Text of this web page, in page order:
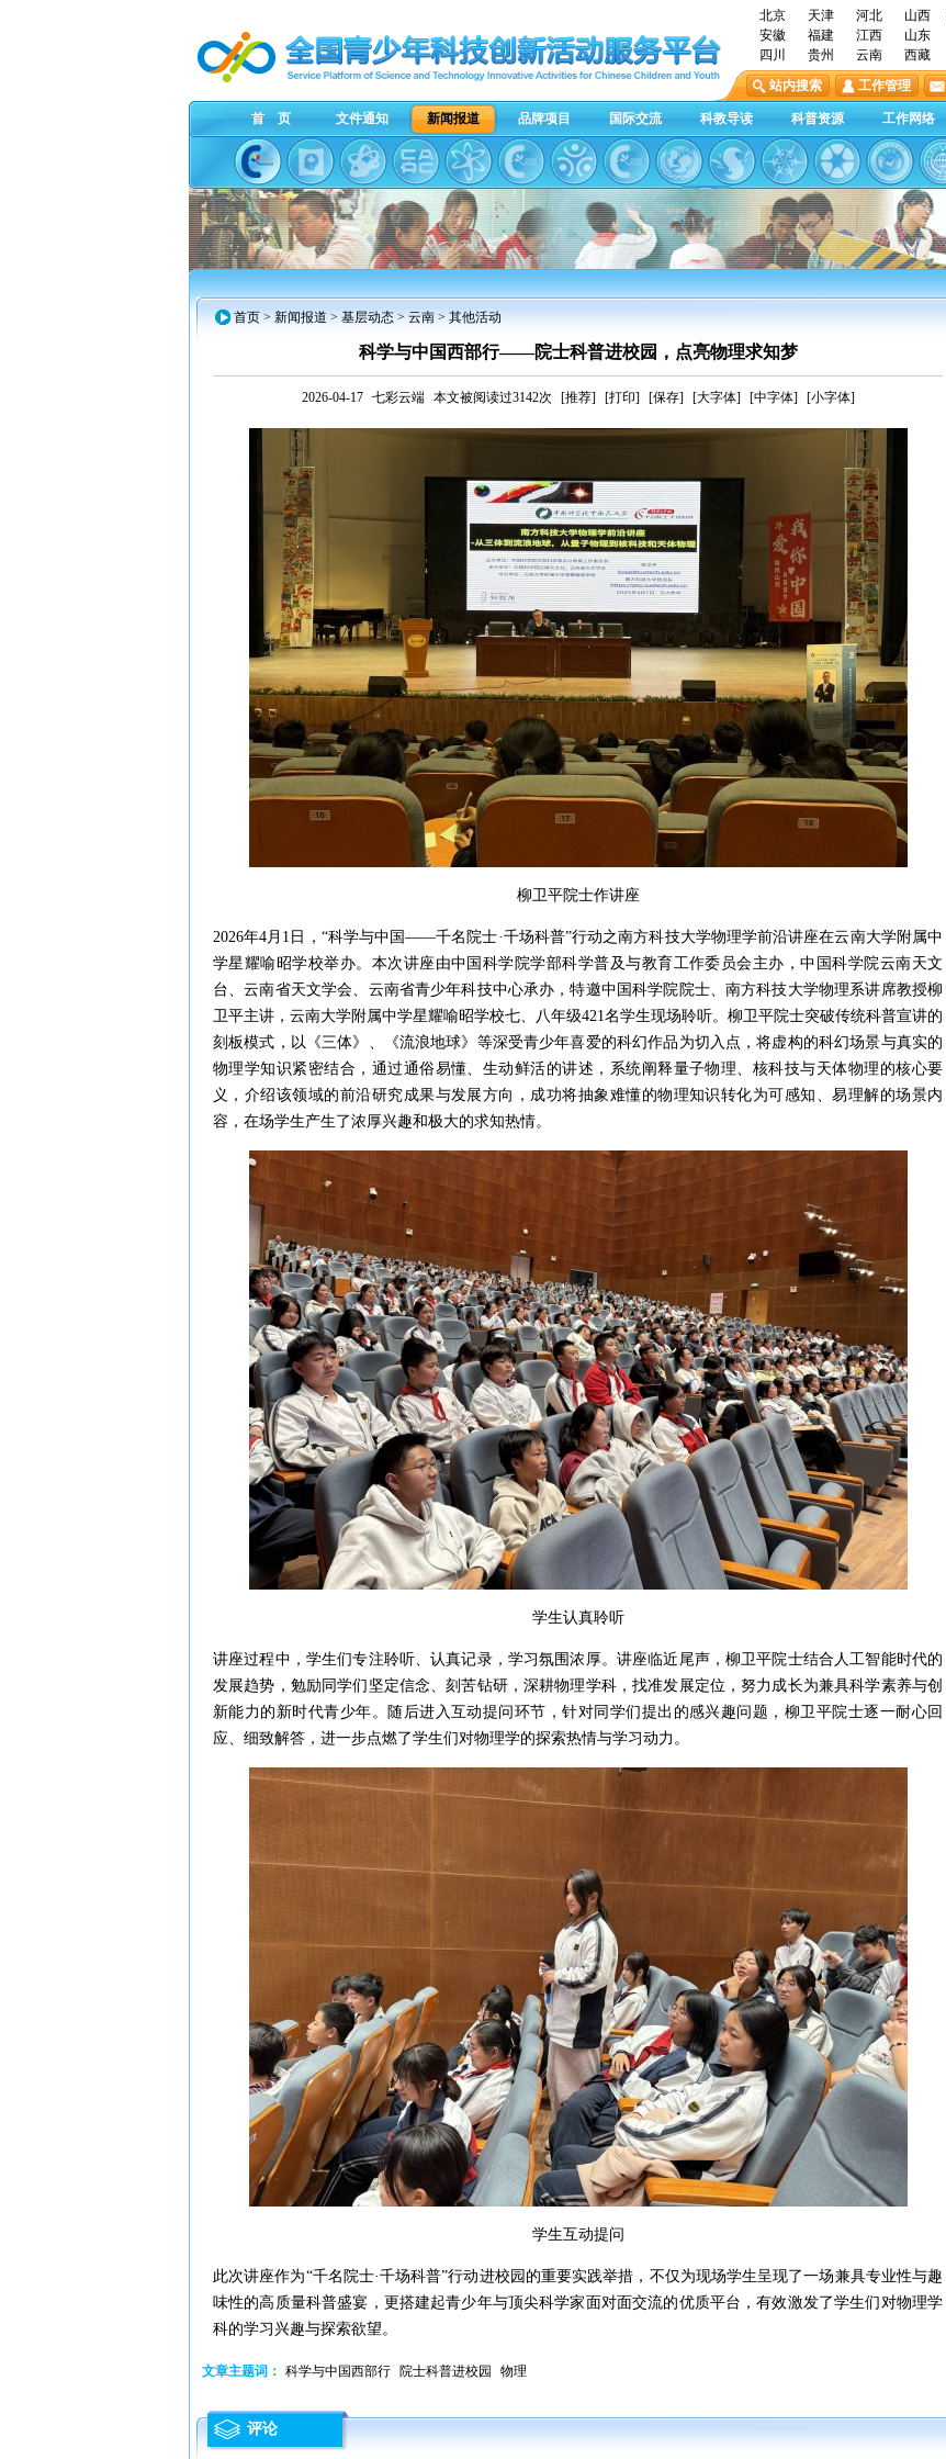
北京 天津 河北 山西
安徽
福建 江西 山东
四川
贵州 云南 西藏
站内搜索
工作管理
首 页 文件通知 新闻报道 品牌项目 国际交流 科教导读 科普资源 工作网络
首页 > 新闻报道 > 基层动态 > 云南 > 其他活动
科学与中国西部行——院士科普进校园，点亮物理求知梦
2026-04-17 七彩云端 本文被阅读过3142次 [推荐] [打印] [保存] [大字体] [中字体] [小字体]
柳卫平院士作讲座
2026年4月1日，“科学与中国——千名院士·千场科普”行动之南方科技大学物理学前沿讲座在云南大学附属中
学星耀喻昭学校举办。本次讲座由中国科学院学部科学普及与教育工作委员会主办，中国科学院云南天文
台、云南省天文学会、云南省青少年科技中心承办，特邀中国科学院院士、南方科技大学物理系讲席教授柳
卫平主讲，云南大学附属中学星耀喻昭学校七、八年级421名学生现场聆听。柳卫平院士突破传统科普宣讲的
刻板模式，以《三体》、《流浪地球》等深受青少年喜爱的科幻作品为切入点，将虚构的科幻场景与真实的
物理学知识紧密结合，通过通俗易懂、生动鲜活的讲述，系统阐释量子物理、核科技与天体物理的核心要
义，介绍该领域的前沿研究成果与发展方向，成功将抽象难懂的物理知识转化为可感知、易理解的场景内
容，在场学生产生了浓厚兴趣和极大的求知热情。
学生认真聆听
讲座过程中，学生们专注聆听、认真记录，学习氛围浓厚。讲座临近尾声，柳卫平院士结合人工智能时代的
发展趋势，勉励同学们坚定信念、刻苦钻研，深耕物理学科，找准发展定位，努力成长为兼具科学素养与创
新能力的新时代青少年。随后进入互动提问环节，针对同学们提出的感兴趣问题，柳卫平院士逐一耐心回
应、细致解答，进一步点燃了学生们对物理学的探索热情与学习动力。
学生互动提问
此次讲座作为“千名院士·千场科普”行动进校园的重要实践举措，不仅为现场学生呈现了一场兼具专业性与趣
味性的高质量科普盛宴，更搭建起青少年与顶尖科学家面对面交流的优质平台，有效激发了学生们对物理学
科的学习兴趣与探索欲望。
文章主题词： 科学与中国西部行 院士科普进校园 物理
评论